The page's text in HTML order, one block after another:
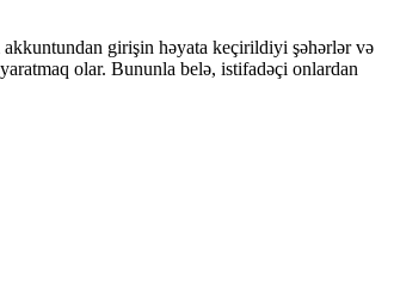
girişin həyata keçirildiyi şəhərlər və
olar. Bununla belə, istifadəçi onlardan